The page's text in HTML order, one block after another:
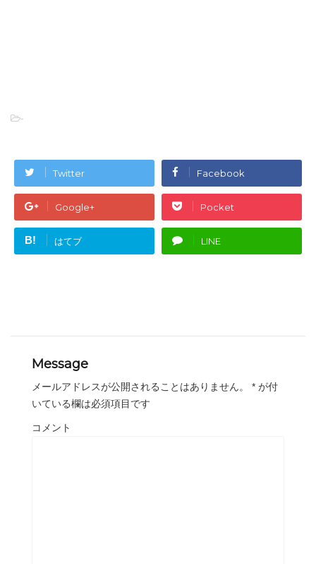
-
Twitter Facebook
Google+ Pocket
B! はてブ LINE
Message
メールアドレスが公開されることはありません。 * が付
いている欄は必須項目です
コメント